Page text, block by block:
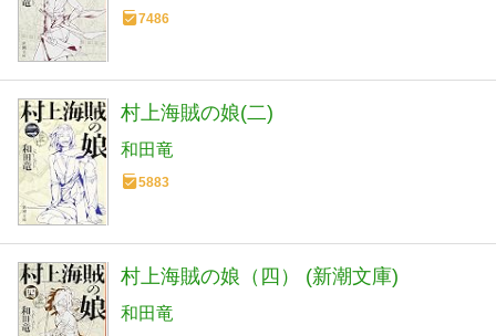
7486
村上海賊の娘(二)
和田竜
5883
村上海賊の娘（四） (新潮文庫)
和田竜